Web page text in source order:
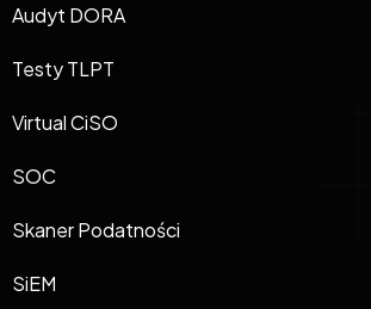
Audyt DORA
Testy TLPT
Virtual CiSO
SOC
Skaner Podatności
SiEM